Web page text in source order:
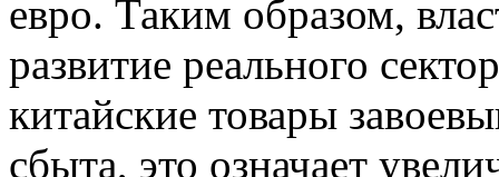
евро. Таким образом,
развитие реального
китайские товары
сбыта, это означает